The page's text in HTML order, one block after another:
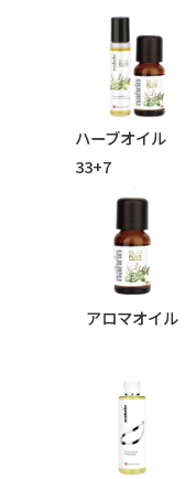
ハーブオイル
33+7
シリーズ
アロマオイル